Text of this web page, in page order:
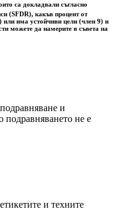
са докладвали съгласно
(SFDR), какъв процент от
или има устойчиви цели (член 9) и
можете да намерите в съвета на
и
подравняването не е
и техните